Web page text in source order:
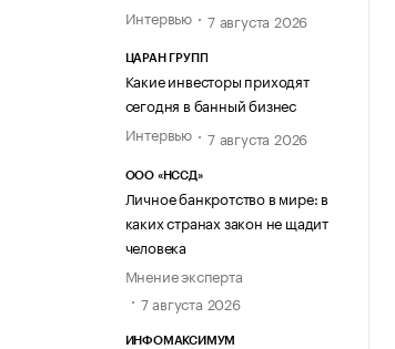
Интервью
7 августа 2026
ЦАРАН ГРУПП
Какие инвесторы приходят
сегодня в банный бизнес
Интервью
7 августа 2026
ООО «НССД»
Личное банкротство в мире: в
каких странах закон не щадит
человека
Мнение эксперта
7 августа 2026
ИНФОМАКСИМУМ